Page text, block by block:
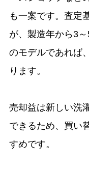
も一案です。査定
が、製造年から3
のモデルであれば
ります。
売却益は新しい洗
できるため、買い
すめです。